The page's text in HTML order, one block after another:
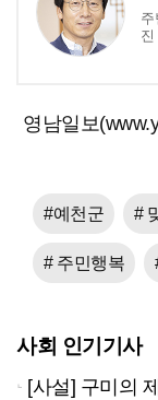
주
진
영남일보
#예천군 #
# 주민행복
사회 인기기사
[사설] 구미의